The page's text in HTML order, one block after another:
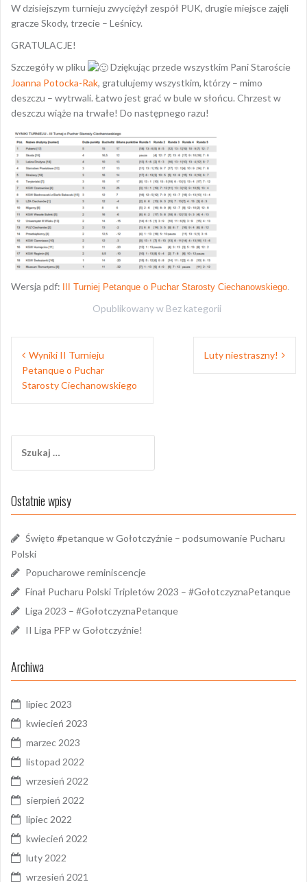
W dzisiejszym turnieju zwyciężył zespół PUK, drugie miejsce zajęli
gracze Skody, trzecie – Leśnicy.
GRATULACJE!
Szczegóły w pliku
Dziękując przede wszystkim Pani Staroście
Joanna Potocka-Rak, gratulujemy wszystkim, którzy – mimo
deszczu – wytrwali. Łatwo jest grać w bule w słońcu. Chrzest w
deszczu wiąże na trwałe! Do następnego razu!
Wersja pdf: III Turniej Petanque o Puchar Starosty Ciechanowskiego.
Opublikowany w Bez kategorii
Nawigacja
wpisu
Wyniki II Turnieju
Petanque o Puchar
Starosty Ciechanowskiego
Luty niestraszny!
Ostatnie wpisy
Święto #petanque w Gołotczyźnie – podsumowanie Pucharu
Polski
Popucharowe reminiscencje
Finał Pucharu Polski Tripletów 2023 – #GołotczyznaPetanque
Liga 2023 – #GołotczyznaPetanque
II Liga PFP w Gołotczyźnie!
Archiwa
lipiec 2023
kwiecień 2023
marzec 2023
listopad 2022
wrzesień 2022
sierpień 2022
lipiec 2022
kwiecień 2022
luty 2022
wrzesień 2021